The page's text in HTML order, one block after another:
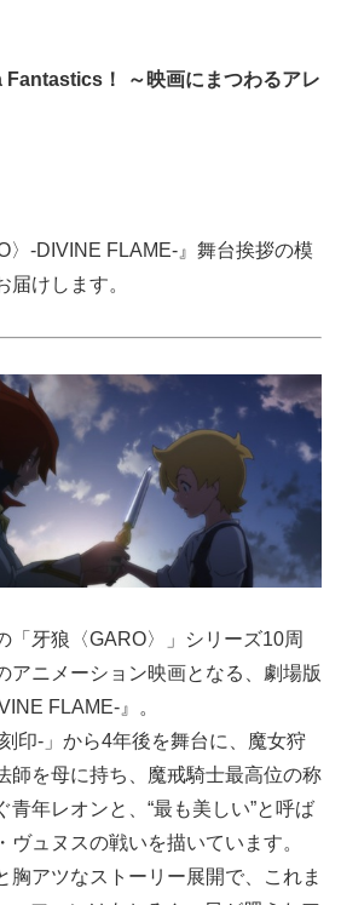
Fantastics！ ～映画にまつわるアレ
〉-DIVINE FLAME-』舞台挨拶の模
けします。
「牙狼〈GARO〉」シリーズ10周
アニメーション映画となる、劇場版
FLAME-』。
印-」から4年後を舞台に、魔女狩
師を母に持ち、魔戒騎士最高位の称
青年レオンと、“最も美しい”と呼ば
ヴュヌスの戦いを描いています。
胸アツなストーリー展開で、これま